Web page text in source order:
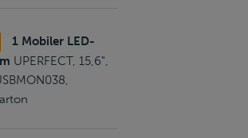
1 Mobiler LED-
UPERFECT, 15,6",